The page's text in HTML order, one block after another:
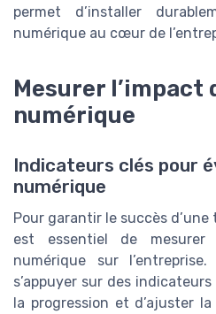
permet d’installer
numérique au cœur de
Mesurer l’impact
numérique
Indicateurs clés pour
numérique
Pour garantir le succès
est essentiel de mesurer
numérique sur
s’appuyer sur des
la progression et d’ajuster